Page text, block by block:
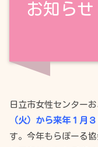
お知らせ
日立市女性センター
（火）から来年１月３
す。今年もらぽーる